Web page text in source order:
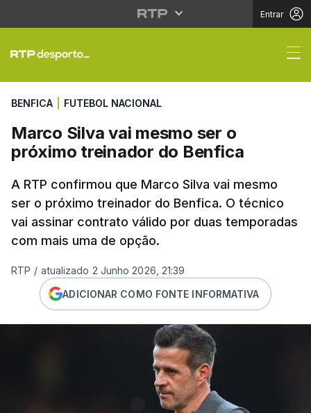
Entrar
Marco Silva vai
BENFICA FUTEBOL NACIONAL
Marco Silva vai mesmo ser o
próximo treinador do Benfica
A RTP confirmou que Marco Silva vai mesmo
ser o próximo treinador do Benfica. O técnico
vai assinar contrato válido por duas temporadas
com mais uma de opção.
RTP / atualizado 2 Junho 2026, 21:39
ADICIONAR COMO FONTE INFORMATIVA